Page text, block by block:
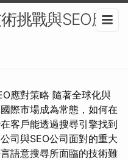
挑戰與SEO應
應對策略 隨著全球化與
際市場成為常態，如何在
客戶能透過搜尋引擎找到
司與SEO公司面對的重大
語意搜尋所面臨的技術難